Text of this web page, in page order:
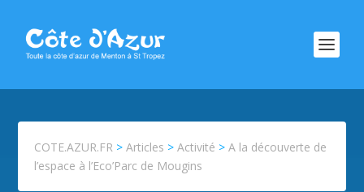
COTE.AZUR.FR >Articles >Activité >A la découverte de
l’espace à l’Eco’Parc de Mougins